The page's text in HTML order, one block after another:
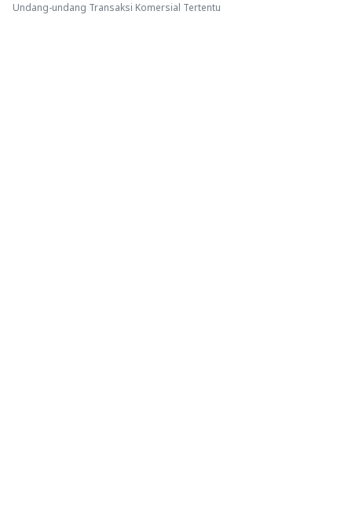
Undang-undang Transaksi Komersial Tertentu